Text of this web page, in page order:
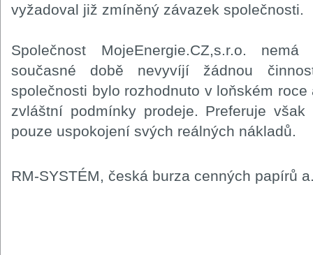
vyžadoval již zmíněný závazek společnosti.
Společnost MojeEnergie.CZ,s.r.o.
současné době nevyvíjí žádnou
společnosti bylo rozhodnuto v loňském
zvláštní podmínky prodeje. Preferuje
pouze uspokojení svých reálných nákladů.
RM-SYSTÉM, česká burza cenných papírů